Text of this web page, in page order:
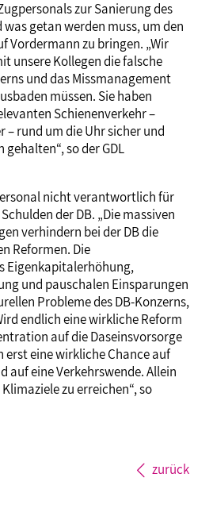
zur Sanierung des
getan werden muss, um den
Vordermann zu bringen. „Wir
unsere Kollegen die falsche
und das Missmanagement
müssen. Sie haben
Schienenverkehr –
– rund um die Uhr sicher und
so der GDL
nicht verantwortlich für
der DB. „Die massiven
verhindern bei der DB die
Reformen. Die
Eigenkapitalerhöhung,
und pauschalen Einsparungen
Probleme des DB-Konzerns,
endlich eine wirkliche Reform
auf die Daseinsvorsorge
erst eine wirkliche Chance auf
auf eine Verkehrswende. Allein
zu erreichen“, so
zurück